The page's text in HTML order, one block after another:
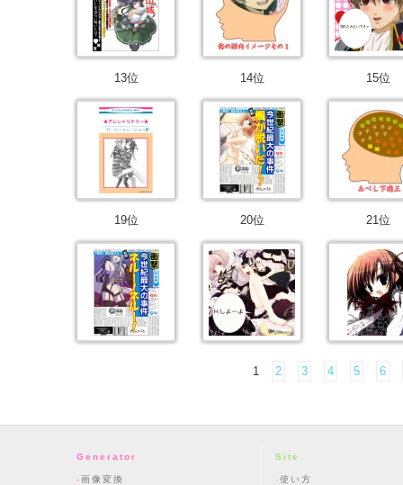
13位 14位 15位
19位 20位 21位
1 2 3 4 5 6
Generator
画像変換
Site
使い方